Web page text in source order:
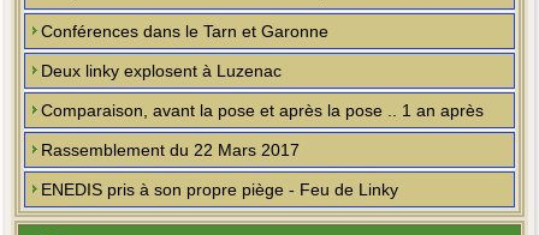
Conférences dans le Tarn et Garonne
Deux linky explosent à Luzenac
Comparaison, avant la pose et après la pose .. 1 an après
Rassemblement du 22 Mars 2017
ENEDIS pris à son propre piège - Feu de Linky